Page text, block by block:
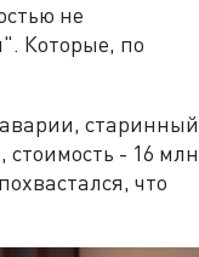
не
Которые, по
старинный
- 16 млн
что